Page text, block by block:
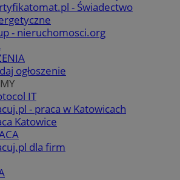
- Świadectwo
- nieruchomosci.org
ogłoszenie
IT
- praca w Katowicach
Katowice
dla firm